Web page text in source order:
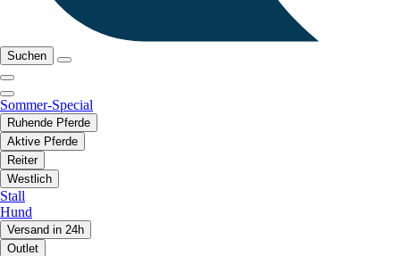
Suchen
Sommer-Special
Ruhende Pferde
Aktive Pferde
Reiter
Westlich
Stall
Hund
Versand in 24h
Outlet